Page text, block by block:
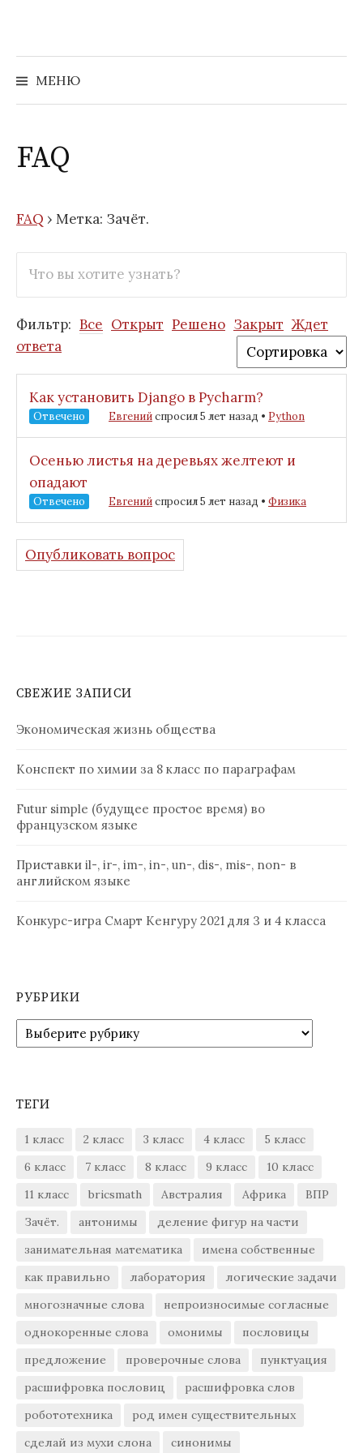
содержимому
МЕНЮ
Найти:
FAQ
FAQ › Метка: Зачёт.
Фильтр: Все Открыт Решено Закрыт Ждет
ответа
Как установить Django в Pycharm?
Отвечено Евгенийспросил 5 лет назад • Python
Осенью листья на деревьях желтеют и
опадают
Отвечено Евгенийспросил 5 лет назад • Физика
Опубликовать вопрос
СВЕЖИЕ ЗАПИСИ
Экономическая жизнь общества
Конспект по химии за 8 класс по параграфам
Futur simple (будущее простое время) во
французском языке
Приставки il-, ir-, im-, in-, un-, dis-, mis-, non- в
английском языке
Конкурс-игра Смарт Кенгуру 2021 для 3 и 4 класса
РУБРИКИ
Рубрики
ТЕГИ
1 класс 2 класс 3 класс 4 класс
5 класс
6 класс
7 класс 8 класс 9 класс
10 класс
11 класс
bricsmath Австралия Африка
ВПР
Зачёт.
антонимы
деление фигур на части
занимательная математика
имена собственные
как правильно
лаборатория
логические задачи
многозначные слова
непроизносимые согласные
однокоренные слова
омонимы
пословицы
предложение
проверочные слова
пунктуация
расшифровка пословиц
расшифровка слов
робототехника
род имен существительных
сделай из мухи слона
синонимы